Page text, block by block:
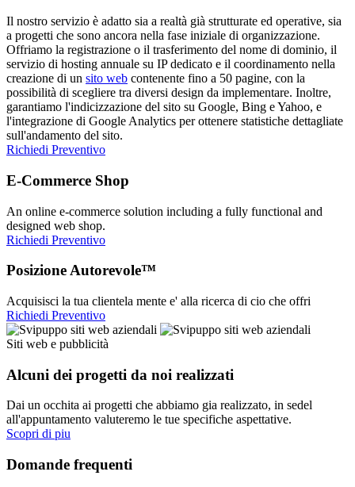
Il nostro servizio è adatto sia a realtà già strutturate ed operative, sia
a progetti che sono ancora nella fase iniziale di organizzazione.
Offriamo la registrazione o il trasferimento del nome di dominio, il
servizio di hosting annuale su IP dedicato e il coordinamento nella
creazione di un sito web contenente fino a 50 pagine, con la
possibilità di scegliere tra diversi design da implementare. Inoltre,
garantiamo l'indicizzazione del sito su Google, Bing e Yahoo, e
l'integrazione di Google Analytics per ottenere statistiche dettagliate
sull'andamento del sito.
Richiedi Preventivo
E-Commerce Shop
An online e-commerce solution including a fully functional and
designed web shop.
Richiedi Preventivo
Posizione Autorevole™
Acquisisci la tua clientela mente e' alla ricerca di cio che offri
Richiedi Preventivo
Siti web e pubblicità
Alcuni dei progetti da noi realizzati
Dai un occhita ai progetti che abbiamo gia realizzato, in sedel
all'appuntamento valuteremo le tue specifiche aspettative.
Scopri di piu
Domande frequenti